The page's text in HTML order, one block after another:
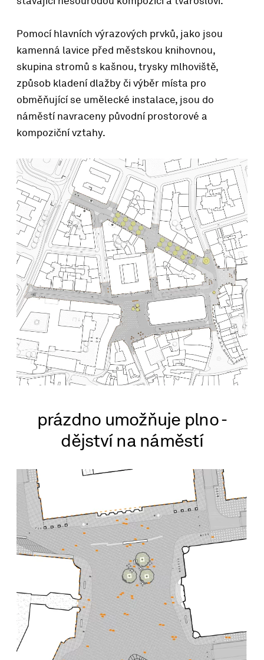
Pomocí hlavních výrazových prvků, jako jsou
kamenná lavice před městskou knihovnou,
skupina stromů s kašnou, trysky mlhoviště,
způsob kladení dlažby či výběr místa pro
obměňující se umělecké instalace, jsou do
náměstí navraceny původní prostorové a
kompoziční vztahy.
prázdno umožňuje plno -
dějství na náměstí